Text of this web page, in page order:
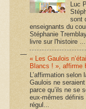
Luc
sont
enseignants du
Stéphanie
livre sur l'histoire ...
« Les Gaulois
Blancs ! », affirme
L’affirmation selon
Gaulois ne
parce qu’ils ne se
eux-mêmes
régul...